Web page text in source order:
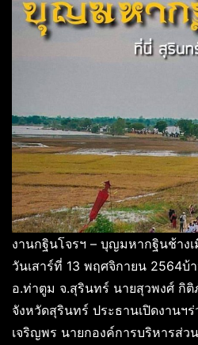
งานกฐินโจรฯ – บุญมหากฐินช้าง
วันเสาร์ที่ 13 พฤศจิกายน 2564บ้
อ.ท่าตูม จ.สุรินทร์ นายสุวพงศ์ กิ
จังหวัดสุรินทร์ ประธานเปิดงานฯ
เจริญพร นายกองค์การบริหารส่